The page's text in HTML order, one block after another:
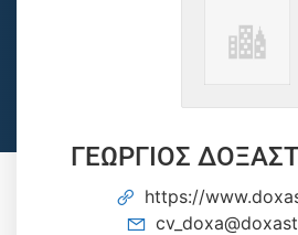
ΓΕΩΡΓΙΟΣ
https://